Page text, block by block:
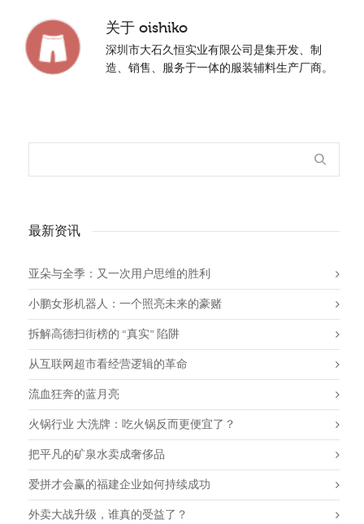
关于 oishiko
深圳市大石久恒实业有限公司是集开发、制
造、销售、服务于一体的服装辅料生产厂商。
最新资讯
亚朵与全季：又一次用户思维的胜利
小鹏女形机器人：一个照亮未来的豪赌
拆解高德扫街榜的 “真实” 陷阱
从互联网超市看经营逻辑的革命
流血狂奔的蓝月亮
火锅行业 大洗牌：吃火锅反而更便宜了？
把平凡的矿泉水卖成奢侈品
爱拼才会赢的福建企业如何持续成功
外卖大战升级，谁真的受益了？